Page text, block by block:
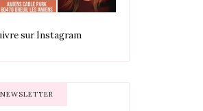
sur Instagram
NEWSLETTER